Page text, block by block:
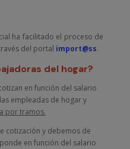
ha facilitado el proceso de
del portal import@ss.
del hogar?
en función del salario
empleadas de hogar y
por tramos.
cotización y debemos de
en función del salario